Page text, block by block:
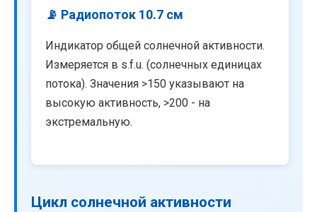
📡 Радиопоток 10.7 см
Индикатор общей солнечной активности.
Измеряется в s.f.u. (солнечных единицах
потока). Значения >150 указывают на
высокую активность, >200 - на
экстремальную.
Цикл солнечной активности